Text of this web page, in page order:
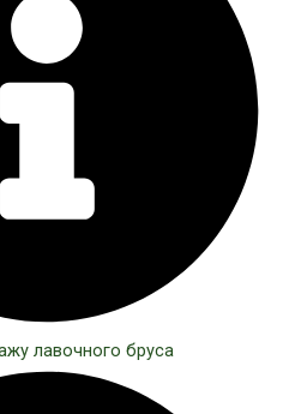
лавочного бруса